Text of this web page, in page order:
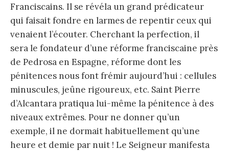
Franciscains. Il se révéla un grand prédicateur
qui faisait fondre en larmes de repentir ceux qui
venaient l’écouter. Cherchant la perfection, il
sera le fondateur d’une réforme franciscaine près
de Pedrosa en Espagne, réforme dont les
pénitences nous font frémir aujourd’hui : cellules
minuscules, jeûne rigoureux, etc. Saint Pierre
d’Alcantara pratiqua lui-même la pénitence à des
niveaux extrêmes. Pour ne donner qu’un
exemple, il ne dormait habituellement qu’une
heure et demie par nuit ! Le Seigneur manifesta